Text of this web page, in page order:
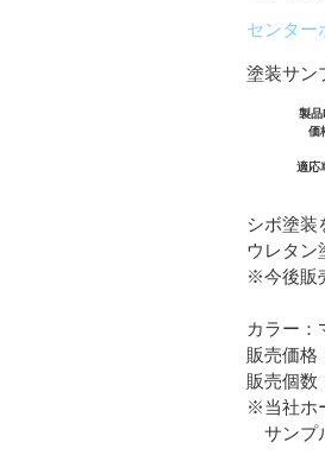
センター
塗装サン
製品
価
適応
シボ塗装
ウレタン
※今後販
カラー：
販売価格
販売個数
※当社ホ
サンプ